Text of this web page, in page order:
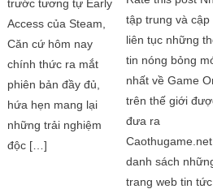
trước tương tự Early
Access của Steam,
Căn cứ hôm nay
chính thức ra mắt
phiên bản đầy đủ,
hứa hẹn mang lại
những trải nghiệm
độc […]
tập trung và cập
liên tục những
tin nóng bỏng
nhất về Game
trên thế giới
đưa ra
danh sách
trang web tin